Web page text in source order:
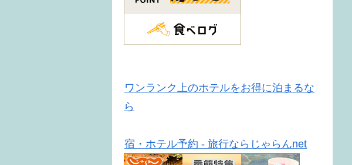
ワンランク上のホテルをお得に泊まるな
ら
宿・ホテル予約 - 旅行ならじゃらんnet